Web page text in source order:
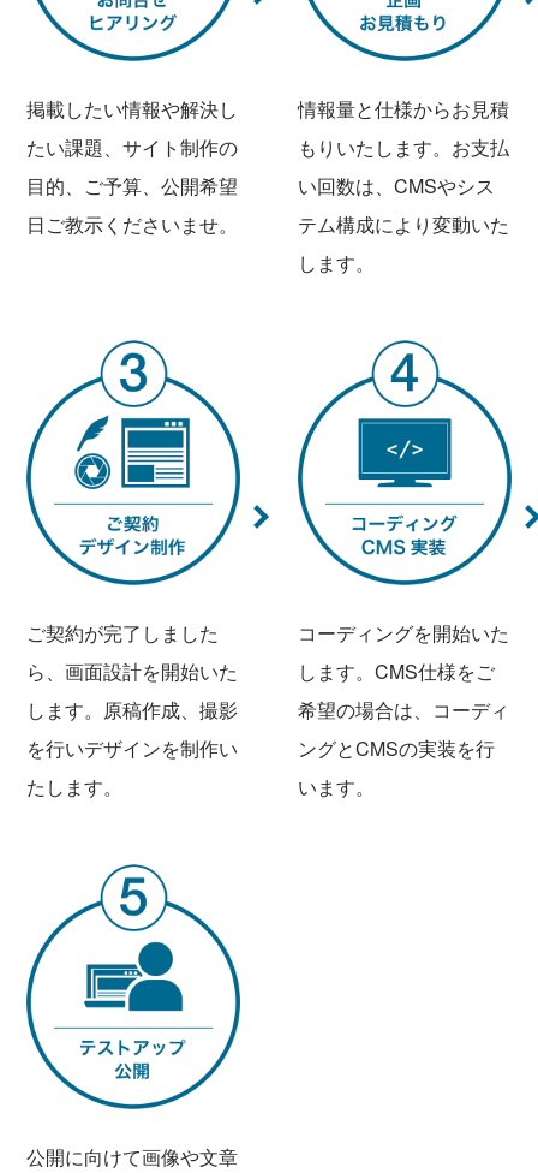
掲載したい情報や解決し
たい課題、サイト制作の
目的、ご予算、公開希望
日ご教示くださいませ。
情報量と仕様からお見積
もりいたします。お支払
い回数は、CMSやシス
テム構成により変動いた
します。
ご契約が完了しました
ら、画面設計を開始いた
します。原稿作成、撮影
を行いデザインを制作い
たします。
コーディングを開始いた
します。CMS仕様をご
希望の場合は、コーディ
ングとCMSの実装を行
います。
公開に向けて画像や文章